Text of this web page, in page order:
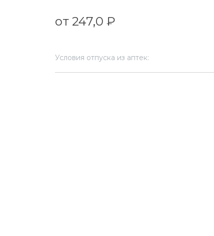
от 247,0 ₽
Условия отпуска из аптек: